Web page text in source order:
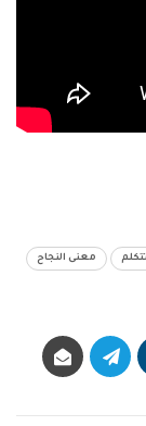
معنى النجاح